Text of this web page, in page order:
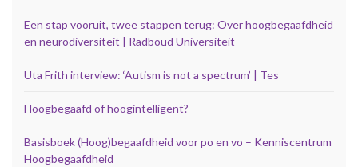
Een stap vooruit, twee stappen terug: Over hoogbegaafdheid
en neurodiversiteit | Radboud Universiteit
Uta Frith interview: ‘Autism is not a spectrum’ | Tes
Hoogbegaafd of hoogintelligent?
Basisboek (Hoog)begaafdheid voor po en vo – Kenniscentrum
Hoogbegaafdheid